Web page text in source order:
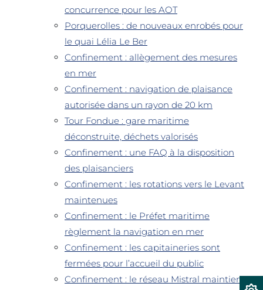
concurrence pour les AOT
Porquerolles : de nouveaux enrobés pour
le quai Lélia Le Ber
Confinement : allègement des mesures
en mer
Confinement : navigation de plaisance
autorisée dans un rayon de 20 km
Tour Fondue : gare maritime
déconstruite, déchets valorisés
Confinement : une FAQ à la disposition
des plaisanciers
Confinement : les rotations vers le Levant
maintenues
Confinement : le Préfet maritime
règlement la navigation en mer
Confinement : les capitaineries sont
fermées pour l’accueil du public
Confinement : le réseau Mistral maintient